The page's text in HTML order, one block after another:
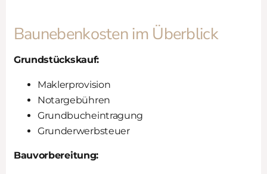
Baunebenkosten im Überblick
Grundstückskauf:
Maklerprovision
Notargebühren
Grundbucheintragung
Grunderwerbsteuer
Bauvorbereitung: